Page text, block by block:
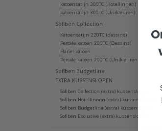
katoensatijn 300TC (Hotellinnen)
katoensatijn 300TC (Unikleuren)
Sofiben Collection
Katoensatijn 220TC (dessins)
Percale katoen 200TC (Dessins)
Flanel katoen
Percale katoen 200TC (Unikleuren)
Sofiben Budgetline
EXTRA KUSSENSLOPEN
Sofiben Collection (extra) kussenslopen
Sofiben Hotellinnen (extra) kussenslopen
Sofiben Budgetline (extra) kussenslopen
Sofiben Exclusive (extra) kussenslopen